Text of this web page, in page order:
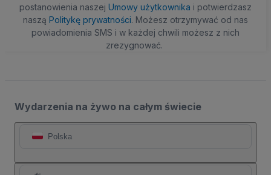
postanowienia naszej Umowy użytkownika i potwierdzasz
naszą Politykę prywatności. Możesz otrzymywać od nas
powiadomienia SMS i w każdej chwili możesz z nich
zrezygnować.
Wydarzenia na żywo na całym świecie
Polska